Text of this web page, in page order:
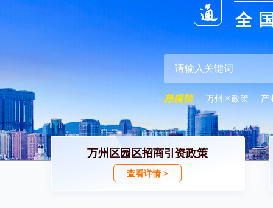
全
万州区政策 产
万州区园区招商引资政策
查看详情 >